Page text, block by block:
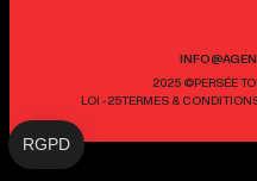
2025 ©PERSÉE
LOI -25TERMES &